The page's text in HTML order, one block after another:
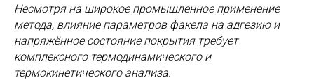
Несмотря на широкое промышленное применение
метода, влияние параметров факела на адгезию и
напряжённое состояние покрытия требует
комплексного термодинамического и
термокинетического анализа.